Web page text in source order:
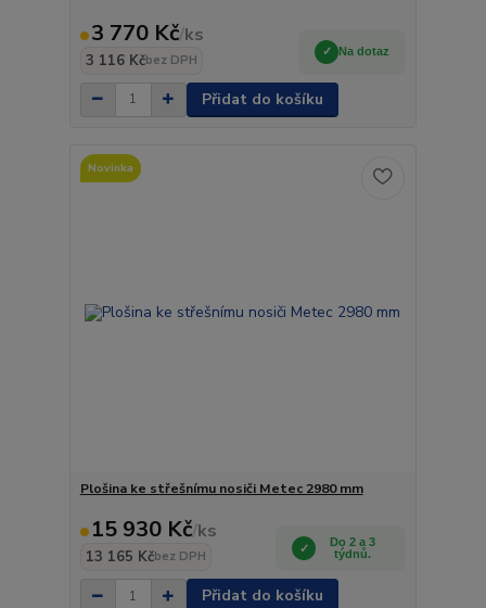
3 770 Kč/ks
3 116 Kčbez DPH
Na dotaz
Přidat do košíku
Novinka
Plošina ke střešnímu nosiči Metec 2980 mm
15 930 Kč/ks
13 165 Kčbez DPH
Do 2 a 3
týdnů.
Přidat do košíku